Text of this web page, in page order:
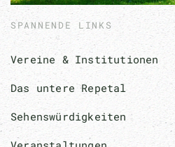
SPANNENDE LINKS
Vereine & Institutionen
Das untere Repetal
Sehenswürdigkeiten